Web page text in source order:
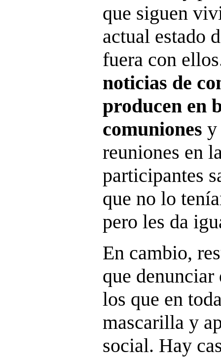
que siguen
actual estado
fuera con
noticias de
producen en
comuniones y
reuniones en
participantes
que no lo
pero les da
En cambio,
que denunciar
los que en
mascarilla y
social. Hay